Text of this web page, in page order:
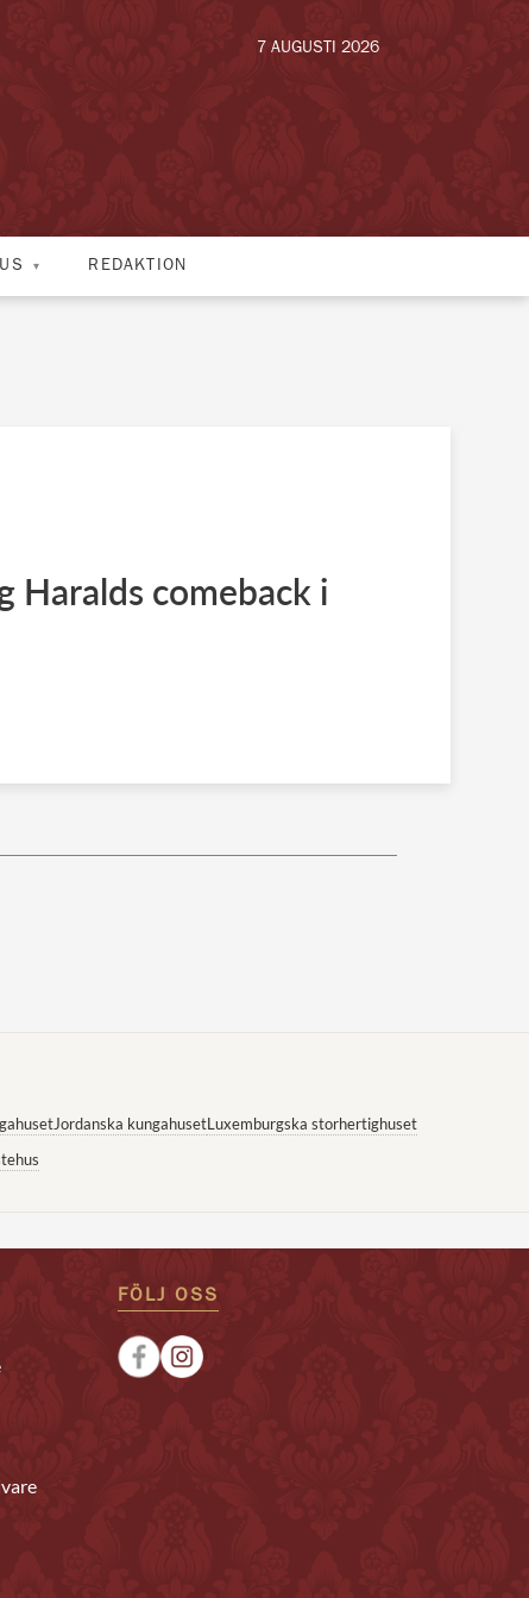
7 AUGUSTI 2026
REDAKTION
Haralds comeback i
Jordanska kungahusetLuxemburgska storhertighuset
FÖLJ OSS